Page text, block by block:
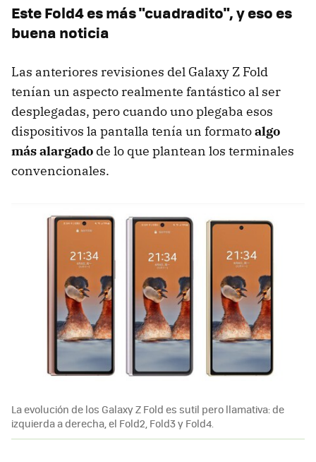
Este Fold4 es más "cuadradito", y eso es
buena noticia
Las anteriores revisiones del Galaxy Z Fold
tenían un aspecto realmente fantástico al ser
desplegadas, pero cuando uno plegaba esos
dispositivos la pantalla tenía un formatoalgo
más alargado de lo que plantean los terminales
convencionales.
La evolución de los Galaxy Z Fold es sutil pero llamativa: de
izquierda a derecha, el Fold2, Fold3 y Fold4.